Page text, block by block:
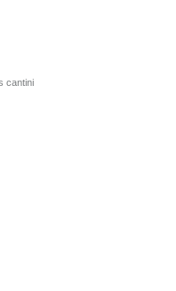
cantini